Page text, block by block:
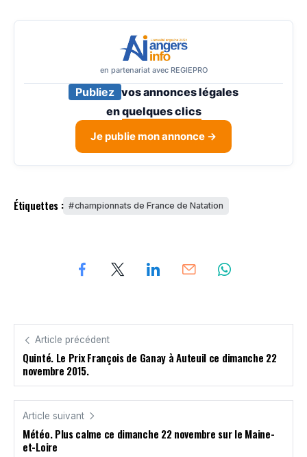
en partenariat avec REGIEPRO
Publiez vos annonces légales
enquelques clics
Je publie mon annonce →
Étiquettes : championnats de France de Natation
Article précédent
Quinté. Le Prix François de Ganay à Auteuil ce dimanche 22
novembre 2015.
Article suivant
Météo. Plus calme ce dimanche 22 novembre sur le Maine-
et-Loire